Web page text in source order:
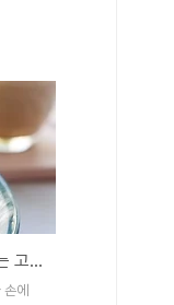
닿는
등 책
터 아
치하세
스탠
않으면
있습
레이
식탁 위 물병 넘어짐 걱정 없는 고정 받침대 구조 가이드
에